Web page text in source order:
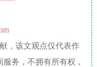
，该文观点仅代表作
务，不拥有所有权，